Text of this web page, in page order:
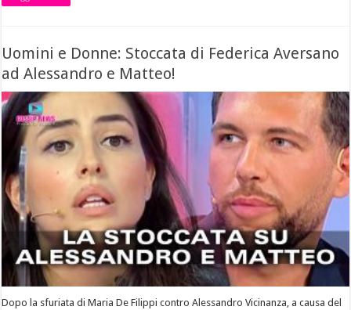
Uomini e Donne: Stoccata di Federica Aversano
ad Alessandro e Matteo!
Dopo la sfuriata di Maria De Filippi contro Alessandro Vicinanza, a causa del